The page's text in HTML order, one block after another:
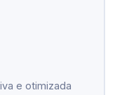
e otimizada